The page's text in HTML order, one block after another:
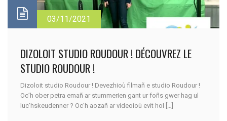
03/11/2021
DIZOLOIT STUDIO ROUDOUR ! DÉCOUVREZ LE
STUDIO ROUDOUR !
Dizoloit studio Roudour ! Devezhioù filmañ e studio Roudour !
Oc’h ober petra emañ ar stummerien gant ur foñs gwer hag ul
luc’hskeudenner ? Oc’h aozañ ar videoioù evit hol […]